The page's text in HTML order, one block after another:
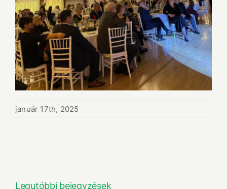
január 17th, 2025
Legutóbbi bejegyzések